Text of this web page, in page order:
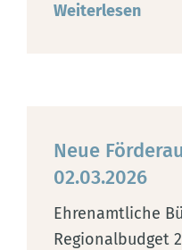
Weiterlesen
Neue
02.03.2026
Ehrenamtliche
Regionalbudget